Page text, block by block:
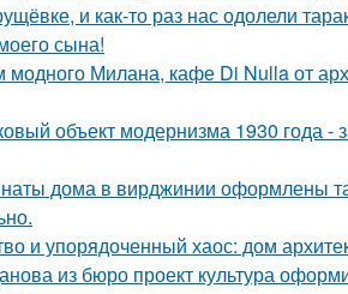
и как-то раз нас одолели
сына!
Милана, кафе Di Nulla от
объект модернизма 1930 года
дома в вирджинии оформлены
и упорядоченный хаос: дом
из бюро проект культура